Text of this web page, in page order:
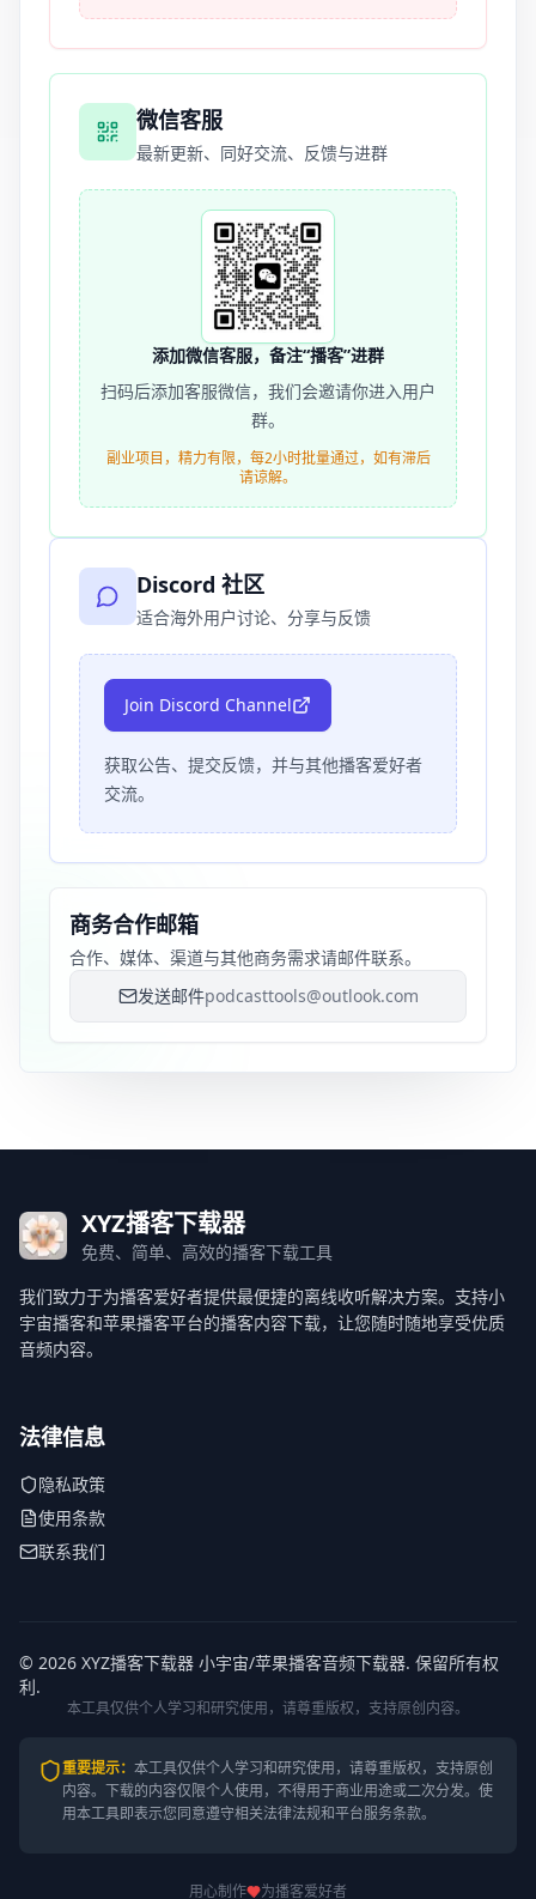
微信客服
最新更新、同好交流、反馈与进群
添加微信客服，备注“播客”进群
扫码后添加客服微信，我们会邀请你进入用户
群。
副业项目，精力有限，每2小时批量通过，如有滞后
请谅解。
Discord 社区
适合海外用户讨论、分享与反馈
Join Discord Channel
获取公告、提交反馈，并与其他播客爱好者
交流。
商务合作邮箱
合作、媒体、渠道与其他商务需求请邮件联系。
发送邮件podcasttools@outlook.com
XYZ播客下载器
免费、简单、高效的播客下载工具
我们致力于为播客爱好者提供最便捷的离线收听解决方案。支持小
宇宙播客和苹果播客平台的播客内容下载，让您随时随地享受优质
音频内容。
法律信息
隐私政策
使用条款
联系我们
© 2026 XYZ播客下载器 小宇宙/苹果播客音频下载器. 保留所有权
利.
本工具仅供个人学习和研究使用，请尊重版权，支持原创内容。
重要提示： 本工具仅供个人学习和研究使用，请尊重版权，支持原创
内容。 下载的内容仅限个人使用，不得用于商业用途或二次分发。使
用本工具即表示您同意遵守相关法律法规和平台服务条款。
用心制作 为播客爱好者